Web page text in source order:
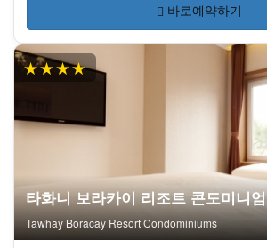
바로예약하기
★★★★
타화니 보라카이 리조트 콘도미니엄
Tawhay Boracay Resort Condominiums